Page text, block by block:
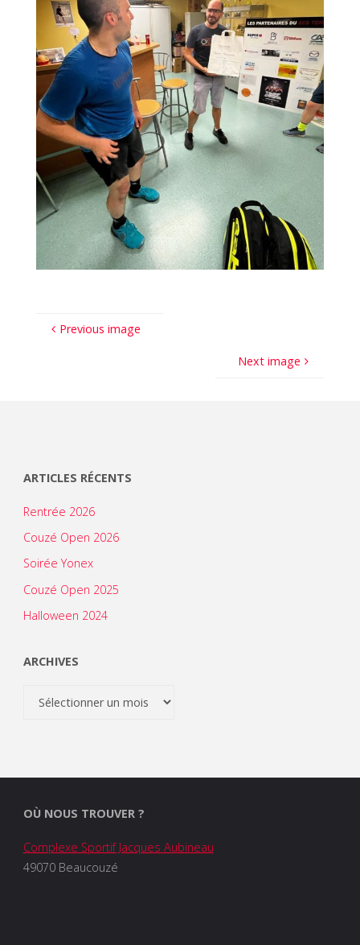
Previous image
Next image
ARTICLES RÉCENTS
Rentrée 2026
Couzé Open 2026
Soirée Yonex
Couzé Open 2025
Halloween 2024
ARCHIVES
Archives
OÙ NOUS TROUVER ?
Complexe Sportif Jacques Aubineau
49070 Beaucouzé